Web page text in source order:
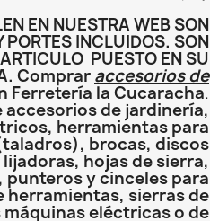
EN NUESTRA WEB SON
PORTES INCLUIDOS. SON
PUESTO EN SU
Compraraccesorios de
Ferretería la Cucaracha.
de jardinería,
herramientas para
brocas, discos
hojas de sierra,
y cinceles para
sierras de
eléctricas o de